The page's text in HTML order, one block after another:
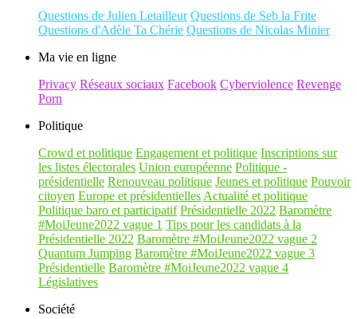
Questions de Julien Letailleur Questions de Seb la Frite
Questions d'Adèle Ta Chérie Questions de Nicolas Minier
Ma vie en ligne
Privacy Réseaux sociaux Facebook Cyberviolence Revenge
Porn
Politique
Crowd et politique Engagement et politique Inscriptions sur
les listes électorales Union européenne Politique -
présidentielle Renouveau politique Jeunes et politique Pouvoir
citoyen Europe et présidentielles Actualité et politique
Politique baro et participatif Présidentielle 2022 Baromètre
#MoiJeune2022 vague 1 Tips pour les candidats à la
Présidentielle 2022 Baromètre #MoiJeune2022 vague 2
Quantum Jumping Baromètre #MoiJeune2022 vague 3
Présidentielle Baromètre #MoiJeune2022 vague 4
Législatives
Société